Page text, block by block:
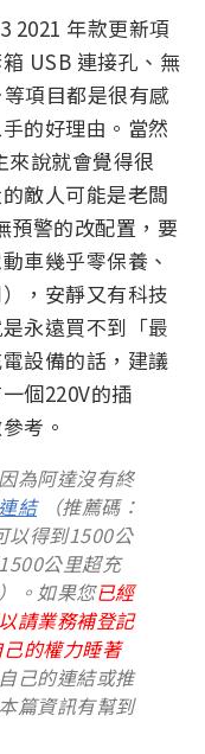
2021 年款更新項
USB 連接孔、無
項目都是很有感
的好理由。當然
說就會覺得很
敵人可能是老闆
預警的改配置，要
車幾乎零保養、
，安靜又有科技
永遠買不到「最
設備的話，建議
個220V的插
考。
為阿達沒有終
結（推薦碼：
以得到1500公
公里超充
。如果您已經
請業務補登記
的權力睡著
己的連結或推
篇資訊有幫到